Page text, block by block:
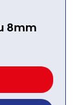
8mm